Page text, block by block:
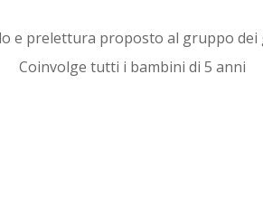
e prelettura proposto al gruppo dei
Coinvolge tutti i bambini di 5 anni